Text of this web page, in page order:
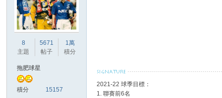
8
主題
5671
帖子
1萬
積分
拖肥球星
積分 15157
2021-22 球季目標：
1. 聯賽前6名